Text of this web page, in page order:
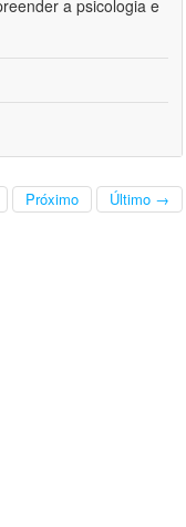
a psicologia e
Próximo Último →